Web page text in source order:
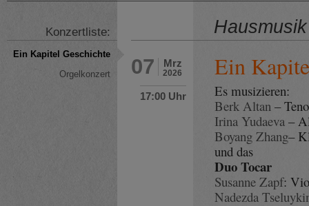
Hausmusik
Mrz
2026
07
17:00 Uhr
Ein
Es musizieren:
Berk Altan –
Irina Yudaeva–
Boyang Zhang–
und das
Duo Tocar
Susanne Zapf:
Nadezda
Konzertliste:
Ein Kapitel Geschichte
Orgelkonzert